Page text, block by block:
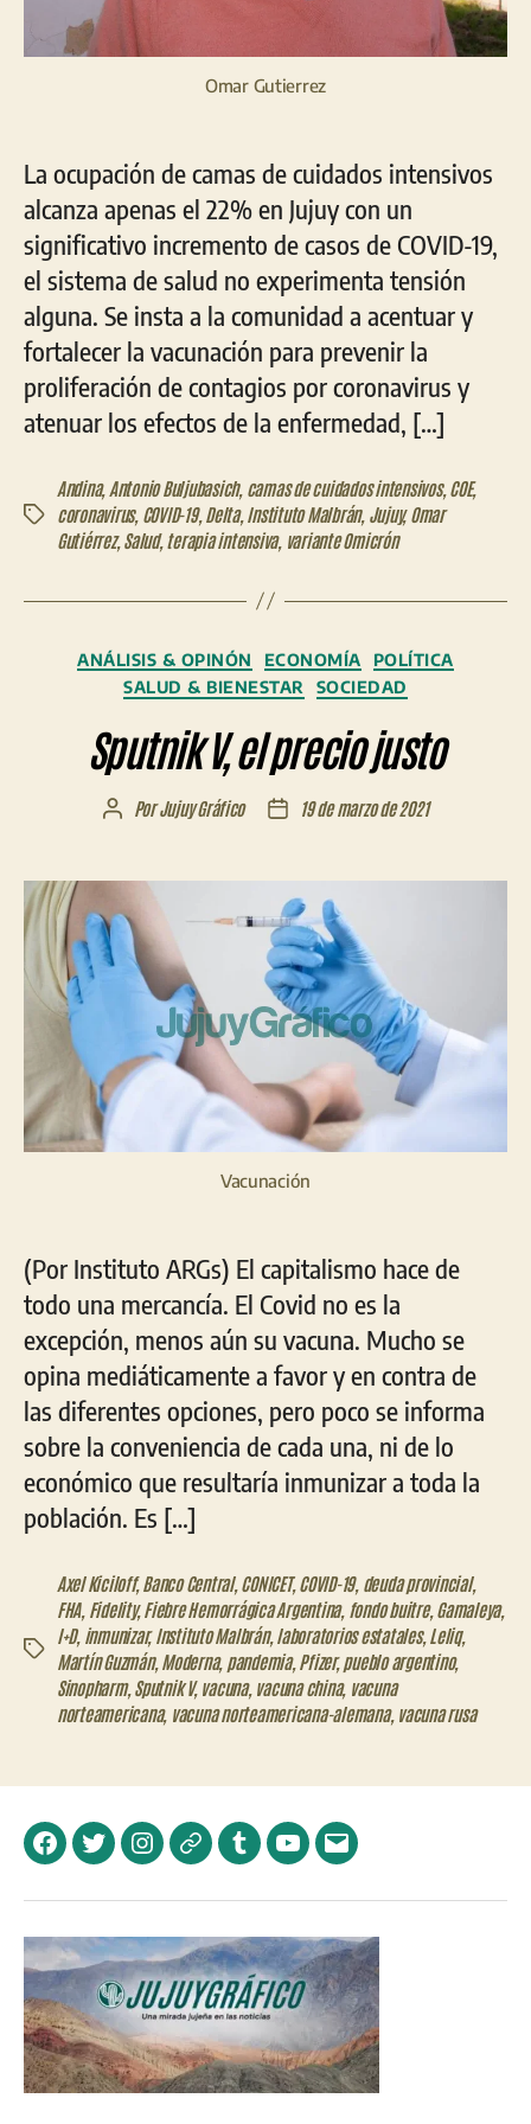
Omar Gutierrez
La ocupación de camas de cuidados intensivos
alcanza apenas el 22% en Jujuy con un
significativo incremento de casos de COVID-19,
el sistema de salud no experimenta tensión
alguna. Se insta a la comunidad a acentuar y
fortalecer la vacunación para prevenir la
proliferación de contagios por coronavirus y
atenuar los efectos de la enfermedad, […]
Etiquetas
Andina, Antonio Buljubasich, camas de cuidados intensivos, COE,
coronavirus, COVID-19, Delta, Instituto Malbrán, Jujuy,Omar
Gutiérrez, Salud, terapia intensiva, variante Omicrón
Categorías
ANÁLISIS & OPINÓN ECONOMÍA
POLÍTICA
SALUD & BIENESTAR
SOCIEDAD
Sputnik V, el precio justo
Autor
entrada
PorJujuy Gráfico
Fecha19 de marzo de 2021
Vacunación
(Por Instituto ARGs) El capitalismo hace de
todo una mercancía. El Covid no es la
excepción, menos aún su vacuna. Mucho se
opina mediáticamente a favor y en contra de
las diferentes opciones, pero poco se informa
sobre la conveniencia de cada una, ni de lo
económico que resultaría inmunizar a toda la
población. Es […]
Etiquetas
Axel Kiciloff,Banco Central, CONICET, COVID-19, deuda provincial,
FHA, Fidelity,Fiebre Hemorrágica Argentina, fondo buitre, Gamaleya,
I+D, inmunizar,Instituto Malbrán, laboratorios estatales, Leliq,
Martín Guzmán, Moderna, pandemia, Pfizer,pueblo argentino,
Sinopharm, Sputnik V, vacuna, vacuna china, vacuna
norteamericana, vacuna norteamericana-alemana, vacuna rusa
FacebookTwitterInstagramTelegramTumblrYouTubeCorreo